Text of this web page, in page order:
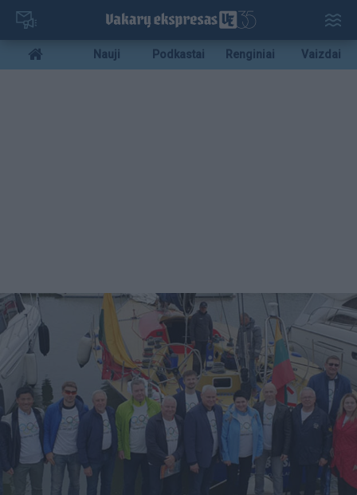
Pereiti
pagrindinį
turinį
Mobile
menu
Nauji Podkastai Renginiai Vaizdai